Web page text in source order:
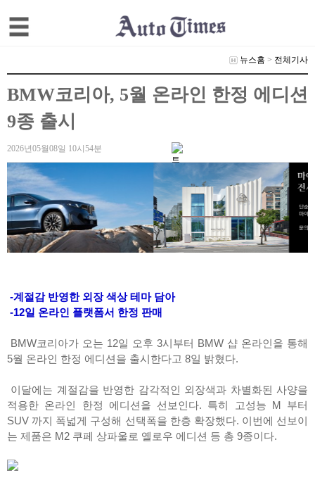
뉴스홈 > 전체기사
BMW코리아, 5월 온라인 한정 에디션
9종 출시
2026년05월08일 10시54분
-계절감 반영한 외장 색상 테마 담아
-12일 온라인 플랫폼서 한정 판매
BMW코리아가 오는 12일 오후 3시부터 BMW 샵 온라인을 통해
5월 온라인 한정 에디션을 출시한다고 8일 밝혔다.
이달에는 계절감을 반영한 감각적인 외장색과 차별화된 사양을
적용한 온라인 한정 에디션을 선보인다. 특히 고성능 M 부터
SUV 까지 폭넓게 구성해 선택폭을 한층 확장했다. 이번에 선보이
는 제품은 M2 쿠페 상파울로 옐로우 에디션 등 총 9종이다.